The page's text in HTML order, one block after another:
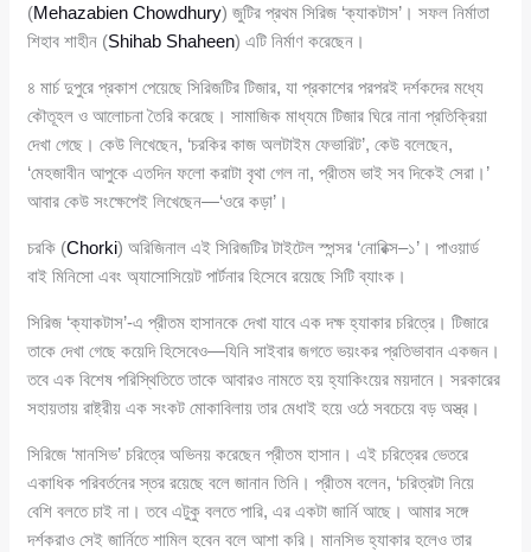
(Mehazabien Chowdhury) জুটির প্রথম সিরিজ ‘ক্যাকটাস’। সফল নির্মাতা
শিহাব শাহীন (Shihab Shaheen) এটি নির্মাণ করেছেন।
৪ মার্চ দুপুরে প্রকাশ পেয়েছে সিরিজটির টিজার, যা প্রকাশের পরপরই দর্শকদের মধ্যে
কৌতূহল ও আলোচনা তৈরি করেছে। সামাজিক মাধ্যমে টিজার ঘিরে নানা প্রতিক্রিয়া
দেখা গেছে। কেউ লিখেছেন, ‘চরকির কাজ অলটাইম ফেভারিট’, কেউ বলেছেন,
‘মেহজাবীন আপুকে এতদিন ফলো করাটা বৃথা গেল না, প্রীতম ভাই সব দিকেই সেরা।’
আবার কেউ সংক্ষেপেই লিখেছেন—‘ওরে কড়া’।
চরকি (Chorki) অরিজিনাল এই সিরিজটির টাইটেল স্পন্সর ‘নোরিক্স–১’। পাওয়ার্ড
বাই মিনিসো এবং অ্যাসোসিয়েট পার্টনার হিসেবে রয়েছে সিটি ব্যাংক।
সিরিজ ‘ক্যাকটাস’-এ প্রীতম হাসানকে দেখা যাবে এক দক্ষ হ্যাকার চরিত্রে। টিজারে
তাকে দেখা গেছে কয়েদি হিসেবেও—যিনি সাইবার জগতে ভয়ংকর প্রতিভাবান একজন।
তবে এক বিশেষ পরিস্থিতিতে তাকে আবারও নামতে হয় হ্যাকিংয়ের ময়দানে। সরকারের
সহায়তায় রাষ্ট্রীয় এক সংকট মোকাবিলায় তার মেধাই হয়ে ওঠে সবচেয়ে বড় অস্ত্র।
সিরিজে ‘মানসিভ’ চরিত্রে অভিনয় করেছেন প্রীতম হাসান। এই চরিত্রের ভেতরে
একাধিক পরিবর্তনের স্তর রয়েছে বলে জানান তিনি। প্রীতম বলেন, ‘চরিত্রটা নিয়ে
বেশি বলতে চাই না। তবে এটুকু বলতে পারি, এর একটা জার্নি আছে। আমার সঙ্গে
দর্শকরাও সেই জার্নিতে শামিল হবেন বলে আশা করি। মানসিভ হ্যাকার হলেও তার